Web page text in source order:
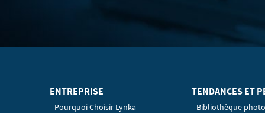
ENTREPRISE
Pourquoi Choisir Lynka
TENDANCES ET
Bibliothèque